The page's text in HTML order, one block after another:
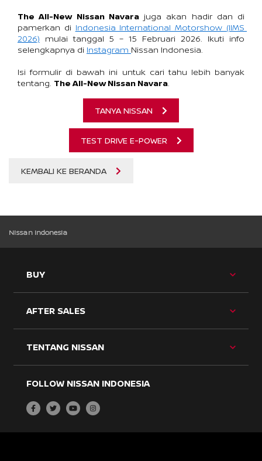
The All-New Nissan Navara juga akan hadir dan di
pamerkan di Indonesia International Motorshow (IIMS
2026) mulai tanggal 5 – 15 Februari 2026. Ikuti info
selengkapnya di Instagram Nissan Indonesia.
Isi formulir di bawah ini untuk cari tahu lebih banyak
tentang. The All-New Nissan Navara.
TANYA NISSAN
TEST DRIVE E-POWER
KEMBALI KE BERANDA
Nissan Indonesia
BUY
AFTER SALES
TENTANG NISSAN
FOLLOW NISSAN INDONESIA